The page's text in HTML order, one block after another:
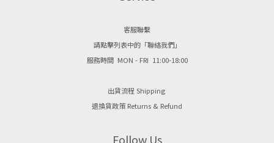
客服聯繫
請點擊列表中的「聯絡我們」
服務時間 MON - FRI 11:00-18:00
出貨流程 Shipping
退換貨政策 Returns & Refund
Follow Us